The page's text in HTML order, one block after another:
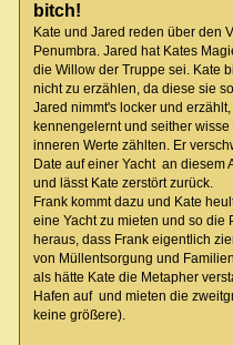
bitch!
Kate und Jared reden über den
Penumbra. Jared hat Kates
die Willow der Truppe sei. Kate
nicht zu erzählen, da diese sie
Jared nimmt's locker und
kennengelernt und seither
inneren Werte zählten. Er
Date auf einer Yacht an diesem
und lässt Kate zerstört zurück.
Frank kommt dazu und Kate
eine Yacht zu mieten und so die
heraus, dass Frank eigentlich
von Müllentsorgung und
als hätte Kate die Metapher
Hafen auf und mieten die
keine größere).